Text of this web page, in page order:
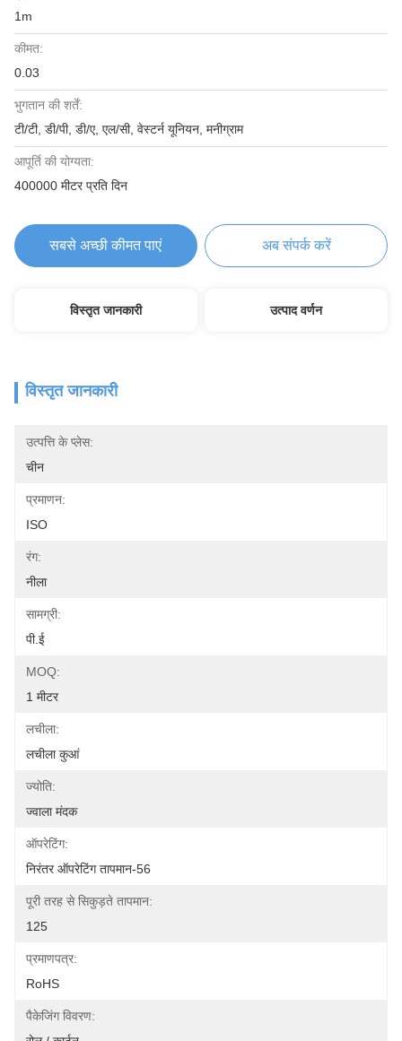
1m
कीमत:
0.03
भुगतान की शर्तें:
टी/टी, डी/पी, डी/ए, एल/सी, वेस्टर्न यूनियन, मनीग्राम
आपूर्ति की योग्यता:
400000 मीटर प्रति दिन
सबसे अच्छी कीमत पाएं अब संपर्क करें
विस्तृत जानकारी उत्पाद वर्णन
विस्तृत जानकारी
उत्पत्ति के प्लेस:
चीन
प्रमाणन:
ISO
रंग:
नीला
सामग्री:
पी.ई
MOQ:
1 मीटर
लचीला:
लचीला कुआं
ज्योति:
ज्वाला मंदक
ऑपरेटिंग:
निरंतर ऑपरेटिंग तापमान-56
पूरी तरह से सिकुड़ते तापमान:
125
प्रमाणपत्र:
RoHS
पैकेजिंग विवरण: